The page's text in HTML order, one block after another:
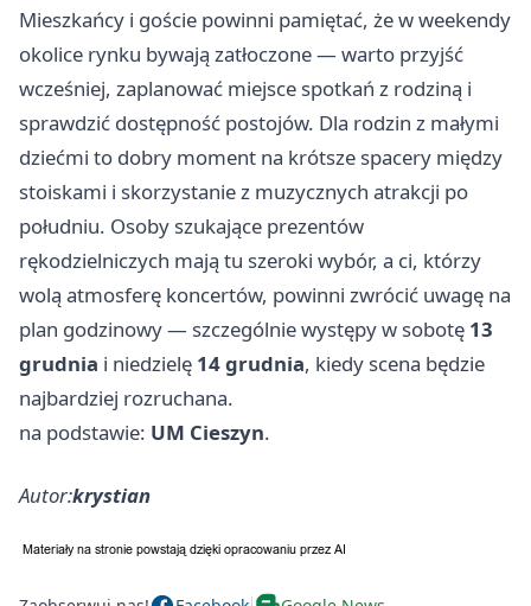
Mieszkańcy i goście powinni pamiętać, że w weekendy
okolice rynku bywają zatłoczone — warto przyjść
wcześniej, zaplanować miejsce spotkań z rodziną i
sprawdzić dostępność postojów. Dla rodzin z małymi
dziećmi to dobry moment na krótsze spacery między
stoiskami i skorzystanie z muzycznych atrakcji po
południu. Osoby szukające prezentów
rękodzielniczych mają tu szeroki wybór, a ci, którzy
wolą atmosferę koncertów, powinni zwrócić uwagę na
plan godzinowy — szczególnie występy w sobotę 13
grudnia i niedzielę 14 grudnia, kiedy scena będzie
najbardziej rozruchana.
na podstawie: UM Cieszyn.
Autor:krystian